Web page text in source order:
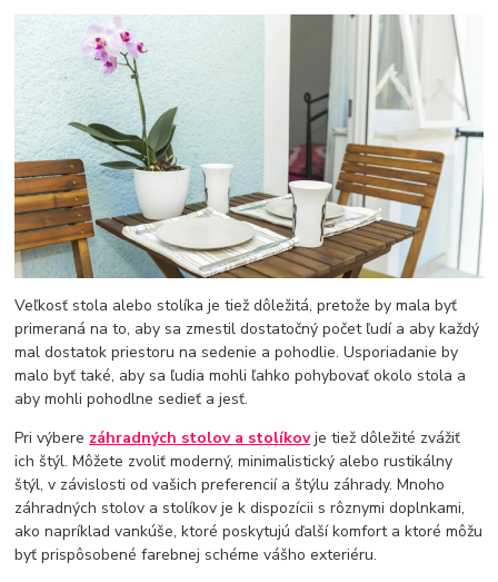
Veľkosť stola alebo stolíka je tiež dôležitá, pretože by mala byť
primeraná na to, aby sa zmestil dostatočný počet ľudí a aby každý
mal dostatok priestoru na sedenie a pohodlie. Usporiadanie by
malo byť také, aby sa ľudia mohli ľahko pohybovať okolo stola a
aby mohli pohodlne sedieť a jesť.
Pri výbere záhradných stolov a stolíkovje tiež dôležité zvážiť
ich štýl. Môžete zvoliť moderný, minimalistický alebo rustikálny
štýl, v závislosti od vašich preferencií a štýlu záhrady. Mnoho
záhradných stolov a stolíkov je k dispozícii s rôznymi doplnkami,
ako napríklad vankúše, ktoré poskytujú ďalší komfort a ktoré môžu
byť prispôsobené farebnej schéme vášho exteriéru.